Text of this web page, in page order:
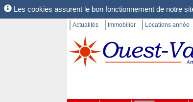
Les cookies assurent le bon fonctionnement de notre
Actualités Immobilier Locations année